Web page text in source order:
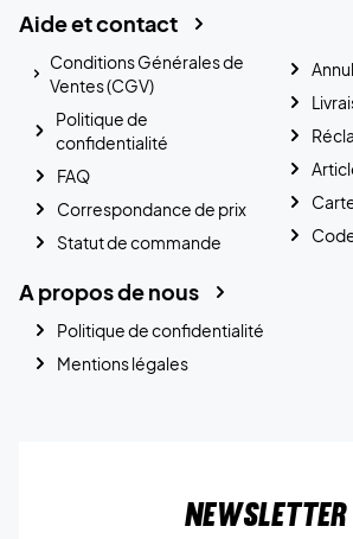
Aide et contact
Conditions Générales de
Ventes (CGV)
Politique de
confidentialité
FAQ
Correspondance de prix
Statut de commande
A propos de nous
Politique de confidentialité
Mentions légales
Newsletter